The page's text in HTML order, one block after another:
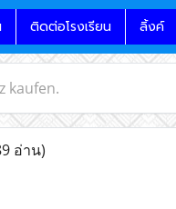
ติดต่อโรงเรียน ลิ้งค์
kaufen.
อ่าน)